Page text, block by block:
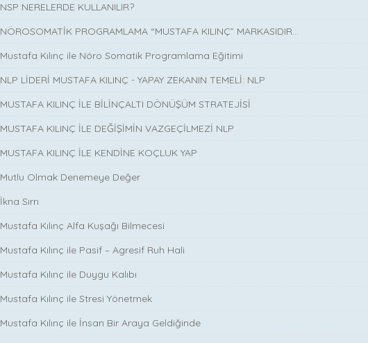
NSP NERELERDE KULLANILIR?
NÖROSOMATİK PROGRAMLAMA “MUSTAFA KILINÇ” MARKASIDIR…
Mustafa Kılınç ile Nöro Somatik Programlama Eğitimi
NLP LİDERİ MUSTAFA KILINÇ - YAPAY ZEKANIN TEMELİ: NLP
MUSTAFA KILINÇ İLE BİLİNÇALTI DÖNÜŞÜM STRATEJİSİ
MUSTAFA KILINÇ İLE DEĞİŞİMİN VAZGEÇİLMEZİ NLP
MUSTAFA KILINÇ İLE KENDİNE KOÇLUK YAP
Mutlu Olmak Denemeye Değer
İkna Sırrı
Mustafa Kılınç Alfa Kuşağı Bilmecesi
Mustafa Kılınç ile Pasif – Agresif Ruh Hali
Mustafa Kılınç ile Duygu Kalıbı
Mustafa Kılınç ile Stresi Yönetmek
Mustafa Kılınç ile İnsan Bir Araya Geldiğinde